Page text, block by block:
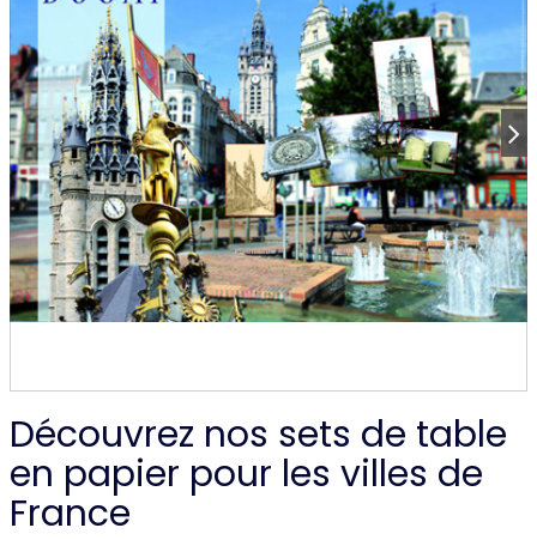
Découvrez nos sets de table
en papier pour les villes de
France